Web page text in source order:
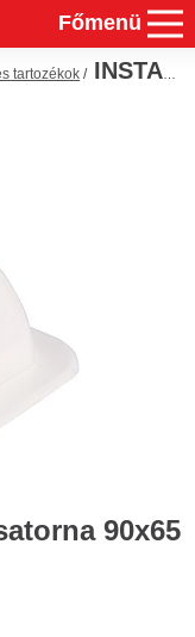
Főmenü
tartozékok / INSTALL Klíma dekorcsatorna 90x65 mm csatlakozó
90x65